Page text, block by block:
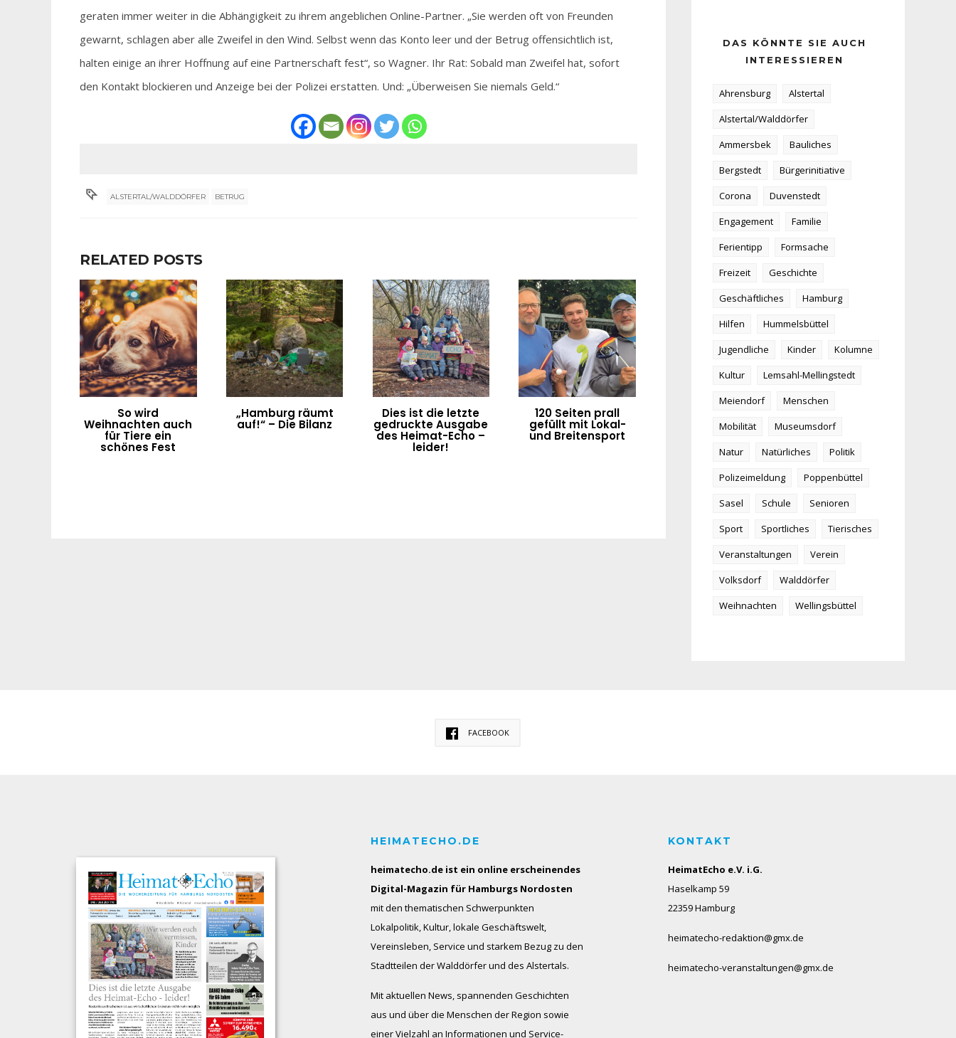
geraten immer weiter in die Abhängigkeit zu ihrem angeblichen Online-Partner. „Sie werden oft von Freunden
gewarnt, schlagen aber alle Zweifel in den Wind. Selbst wenn das Konto leer und der Betrug offensichtlich ist,
halten einige an ihrer Hoffnung auf eine Partnerschaft fest“, so Wagner. Ihr Rat: Sobald man Zweifel hat, sofort
den Kontakt blockieren und Anzeige bei der Polizei erstatten. Und: „Überweisen Sie niemals Geld.“
ALSTERTAL/WALDDÖRFER BETRUG
RELATED POSTS
So wird
Weihnachten auch
für Tiere ein
schönes Fest
„Hamburg räumt
auf!“ – Die Bilanz
Dies ist die letzte
gedruckte Ausgabe
des Heimat-Echo –
leider!
120 Seiten prall
gefüllt mit Lokal-
und Breitensport
DAS KÖNNTE SIE AUCH
INTERESSIEREN
Ahrensburg
Alstertal
Alstertal/Walddörfer
Ammersbek
Bauliches
Bergstedt
Bürgerinitiative
Corona
Duvenstedt
Engagement
Familie
Ferientipp
Formsache
Freizeit
Geschichte
Geschäftliches
Hamburg
Hilfen
Hummelsbüttel
Jugendliche
Kinder
Kolumne
Kultur
Lemsahl-Mellingstedt
Meiendorf
Menschen
Mobilität
Museumsdorf
Natur
Natürliches
Politik
Polizeimeldung
Poppenbüttel
Sasel
Schule
Senioren
Sport
Sportliches
Tierisches
Veranstaltungen
Verein
Volksdorf
Walddörfer
Weihnachten
Wellingsbüttel
FACEBOOK
HEIMATECHO.DE
heimatecho.de ist ein online erscheinendes
Digital-Magazin für Hamburgs Nordosten
mit den thematischen Schwerpunkten
Lokalpolitik, Kultur, lokale Geschäftswelt,
Vereinsleben, Service und starkem Bezug zu den
Stadtteilen der Walddörfer und des Alstertals.
Mit aktuellen News, spannenden Geschichten
aus und über die Menschen der Region sowie
einer Vielzahl an Informationen und Service-
KONTAKT
HeimatEcho e.V. i.G.
Haselkamp 59
22359 Hamburg
heimatecho-redaktion@gmx.de
heimatecho-veranstaltungen@gmx.de